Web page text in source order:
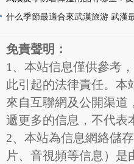
片
什么季節最適合來武漢旅游 武漢
幾月份
免責聲明：
1、本站信息僅供參考
此引起的法律責任。本
來自互聯網及公開渠道
遞更多的信息，不代表
2、本站為信息網絡儲
片、音視頻等信息）